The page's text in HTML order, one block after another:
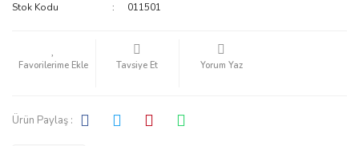
Stok Kodu
011501
Tavsiye Et Yorum Yaz
Ürün Paylaş :